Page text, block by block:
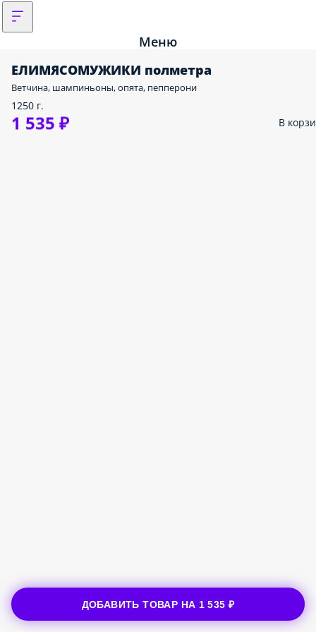
Меню
ЕЛИМЯСОМУЖИКИ полметра
Ветчина, шампиньоны, опята, пепперони
1250 г.
1 535 ₽ В
ДОБАВИТЬ ТОВАР НА 1 535 ₽